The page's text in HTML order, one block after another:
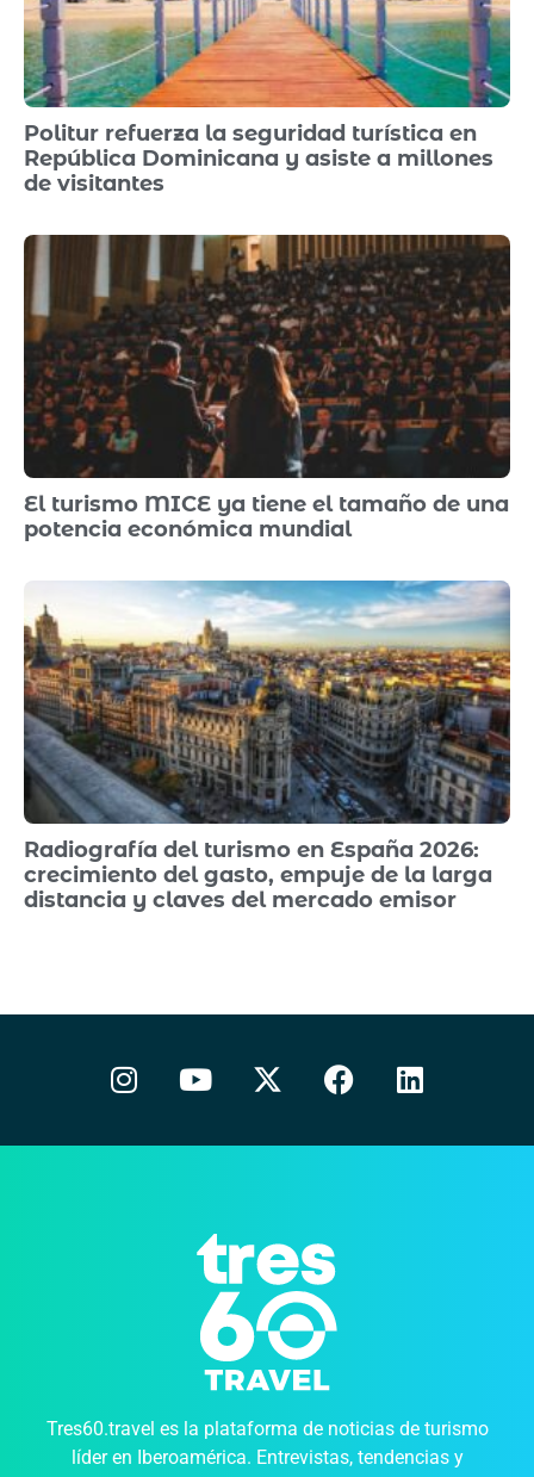
Politur refuerza la seguridad turística en
República Dominicana y asiste a millones
de visitantes
El turismo MICE ya tiene el tamaño de una
potencia económica mundial
Radiografía del turismo en España 2026:
crecimiento del gasto, empuje de la larga
distancia y claves del mercado emisor
Tres60.travel es la plataforma de noticias de turismo
líder en Iberoamérica. Entrevistas, tendencias y